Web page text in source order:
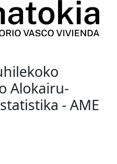
Alokairu-
- AME